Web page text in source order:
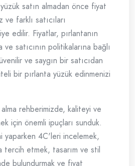
satın almadan önce fiyat
ve farklı satıcıları
edilir. Fiyatlar, pırlantanın
satıcının politikalarına bağlı
ve saygın bir satıcıdan
bir pırlanta yüzük edinmenizi
rehberimizde, kaliteyi ve
için önemli ipuçları sunduk.
yaparken 4C'leri incelemek,
tercih etmek, tasarım ve stil
bulundurmak ve fiyat